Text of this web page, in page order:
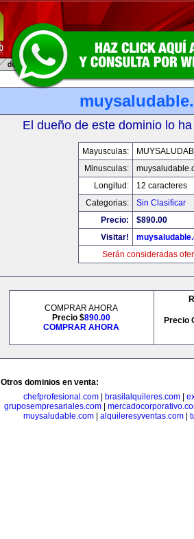
El dueño de este dominio lo
Mayusculas:
Minusculas:
Longitud:
12 caracteres
Categorias:
Sin Clasificar
Precio:
$890.00
Visitar!
Serán consideradas
COMPRAR AHORA
Precio $890.00
COMPRAR AHORA
Precio
Otros dominios en venta:
chefprofesional.com
brasilalquileres.com
gruposempresariales.com
muysaludable.com
alquileresyventas.com